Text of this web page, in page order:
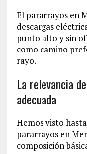
El pararrayos en
descargas
punto alto y sin
como camino
rayo.
La relevancia
adecuada
Hemos visto
pararrayos en
composición